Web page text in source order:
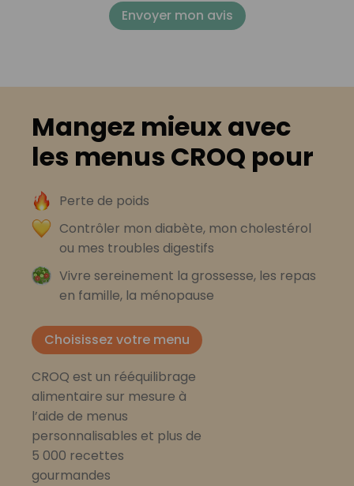
Envoyer mon avis
Mangez mieux avec
les menus CROQ pour
Perte de poids
Contrôler mon diabète, mon cholestérol
ou mes troubles digestifs
Vivre sereinement la grossesse, les repas
en famille, la ménopause
Choisissez votre menu
CROQ est un rééquilibrage
alimentaire sur mesure à
l’aide de menus
personnalisables et plus de
5 000 recettes
gourmandes